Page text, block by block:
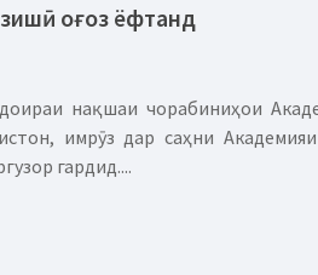
оғоз ёфтанд
нақшаи чорабиниҳои
имрӯз дар саҳни
гардид....